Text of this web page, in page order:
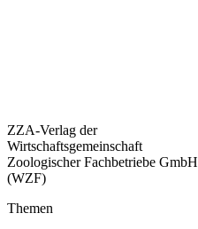
ZZA-Verlag der
Wirtschaftsgemeinschaft
Zoologischer Fachbetriebe GmbH
(WZF)
Themen